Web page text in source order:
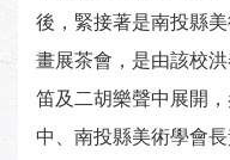
後，緊接著是南投縣
畫展茶會，是由該校
笛及二胡樂聲中展開
中、南投縣美術學會